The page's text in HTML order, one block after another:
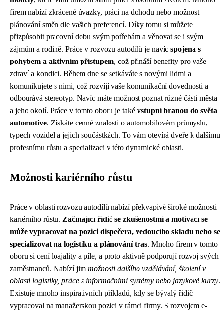
firem nabízí zkrácené úvazky, práci na dohodu nebo možnost
plánování směn dle vašich preferencí. Díky tomu si můžete
přizpůsobit pracovní dobu svým potřebám a věnovat se i svým
zájmům a rodině. Práce v rozvozu autodílů je navíc spojena s
pohybem a aktivním přístupem, což přináší benefity pro vaše
zdraví a kondici. Během dne se setkáváte s novými lidmi a
komunikujete s nimi, což rozvíjí vaše komunikační dovednosti a
odbourává stereotyp. Navíc máte možnost poznat různé části města
a jeho okolí. Práce v tomto oboru je také vstupní branou do světa
automotive. Získáte cenné znalosti o automobilovém průmyslu,
typech vozidel a jejich součástkách. To vám otevírá dveře k dalšímu
profesnímu růstu a specializaci v této dynamické oblasti.
Možnosti kariérního růstu
Práce v oblasti rozvozu autodílů nabízí překvapivě široké možnosti
kariérního růstu. Začínající řidič se zkušenostmi a motivací se
může vypracovat na pozici dispečera, vedoucího skladu nebo se
specializovat na logistiku a plánování tras. Mnoho firem v tomto
oboru si cení loajality a píle, a proto aktivně podporují rozvoj svých
zaměstnanců. Nabízí jim možnosti dalšího vzdělávání, školení v
oblasti logistiky, práce s informačními systémy nebo jazykové kurzy.
Existuje mnoho inspirativních příkladů, kdy se bývalý řidič
vypracoval na manažerskou pozici v rámci firmy. S rozvojem e-